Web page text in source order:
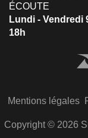
ÉCOUTE
Lundi - Vendredi
18h
Mentions légales
Copyright © 2026